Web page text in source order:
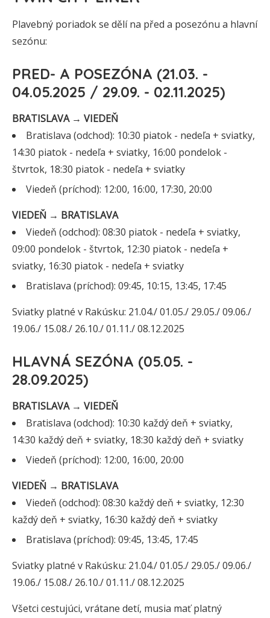
Plavebný poriadok se dělí na před a posezónu a hlavní
sezónu:
PRED- A POSEZÓNA (21.03. -
04.05.2025 / 29.09. - 02.11.2025)
BRATISLAVA → VIEDEŇ
Bratislava (odchod): 10:30 piatok - nedeľa + sviatky,
14:30 piatok - nedeľa + sviatky, 16:00 pondelok -
štvrtok, 18:30 piatok - nedeľa + sviatky
Viedeň (príchod): 12:00, 16:00, 17:30, 20:00
VIEDEŇ → BRATISLAVA
Viedeň (odchod): 08:30 piatok - nedeľa + sviatky,
09:00 pondelok - štvrtok, 12:30 piatok - nedeľa +
sviatky, 16:30 piatok - nedeľa + sviatky
Bratislava (príchod): 09:45, 10:15, 13:45, 17:45
Sviatky platné v Rakúsku: 21.04./ 01.05./ 29.05./ 09.06./
19.06./ 15.08./ 26.10./ 01.11./ 08.12.2025
HLAVNÁ SEZÓNA (05.05. -
28.09.2025)
BRATISLAVA → VIEDEŇ
Bratislava (odchod): 10:30 každý deň + sviatky,
14:30 každý deň + sviatky, 18:30 každý deň + sviatky
Viedeň (príchod): 12:00, 16:00, 20:00
VIEDEŇ → BRATISLAVA
Viedeň (odchod): 08:30 každý deň + sviatky, 12:30
každý deň + sviatky, 16:30 každý deň + sviatky
Bratislava (príchod): 09:45, 13:45, 17:45
Sviatky platné v Rakúsku: 21.04./ 01.05./ 29.05./ 09.06./
19.06./ 15.08./ 26.10./ 01.11./ 08.12.2025
Všetci cestujúci, vrátane detí, musia mať platný